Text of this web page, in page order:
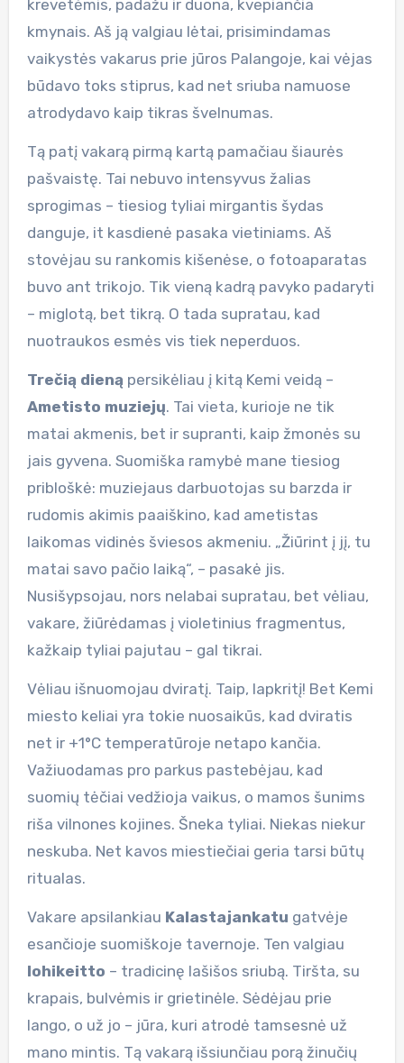
krevetėmis, padažu ir duona, kvepiančia
kmynais. Aš ją valgiau lėtai, prisimindamas
vaikystės vakarus prie jūros Palangoje, kai vėjas
būdavo toks stiprus, kad net sriuba namuose
atrodydavo kaip tikras švelnumas.
Tą patį vakarą pirmą kartą pamačiau šiaurės
pašvaistę. Tai nebuvo intensyvus žalias
sprogimas – tiesiog tyliai mirgantis šydas
danguje, it kasdienė pasaka vietiniams. Aš
stovėjau su rankomis kišenėse, o fotoaparatas
buvo ant trikojo. Tik vieną kadrą pavyko padaryti
– miglotą, bet tikrą. O tada supratau, kad
nuotraukos esmės vis tiek neperduos.
Trečią dieną persikėliau į kitą Kemi veidą –
Ametisto muziejų. Tai vieta, kurioje ne tik
matai akmenis, bet ir supranti, kaip žmonės su
jais gyvena. Suomiška ramybė mane tiesiog
pribloškė: muziejaus darbuotojas su barzda ir
rudomis akimis paaiškino, kad ametistas
laikomas vidinės šviesos akmeniu. „Žiūrint į jį, tu
matai savo pačio laiką“, – pasakė jis.
Nusišypsojau, nors nelabai supratau, bet vėliau,
vakare, žiūrėdamas į violetinius fragmentus,
kažkaip tyliai pajutau – gal tikrai.
Vėliau išnuomojau dviratį. Taip, lapkritį! Bet Kemi
miesto keliai yra tokie nuosaikūs, kad dviratis
net ir +1°C temperatūroje netapo kančia.
Važiuodamas pro parkus pastebėjau, kad
suomių tėčiai vedžioja vaikus, o mamos šunims
riša vilnones kojines. Šneka tyliai. Niekas niekur
neskuba. Net kavos miestiečiai geria tarsi būtų
ritualas.
Vakare apsilankiau Kalastajankatu gatvėje
esančioje suomiškoje tavernoje. Ten valgiau
lohikeitto – tradicinę lašišos sriubą. Tiršta, su
krapais, bulvėmis ir grietinėle. Sėdėjau prie
lango, o už jo – jūra, kuri atrodė tamsesnė už
mano mintis. Tą vakarą išsiunčiau porą žinučių